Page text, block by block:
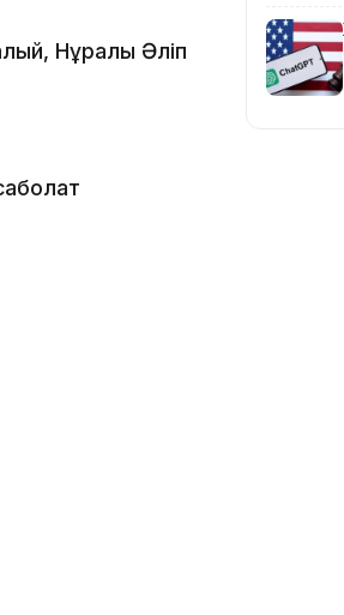
Нұралы Әліп 13:14